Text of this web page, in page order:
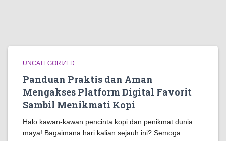
UNCATEGORIZED
Panduan Praktis dan Aman
Mengakses Platform Digital Favorit
Sambil Menikmati Kopi
Halo kawan-kawan pencinta kopi dan penikmat dunia
maya! Bagaimana hari kalian sejauh ini? Semoga